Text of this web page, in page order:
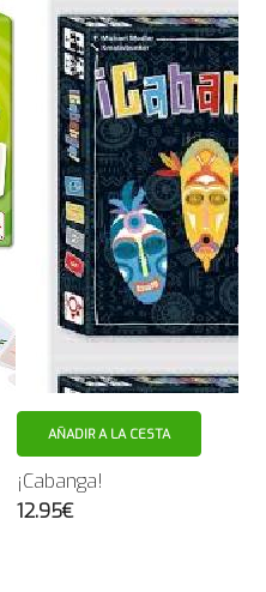
AÑADIR A LA CESTA
¡Cabanga!
12.95€